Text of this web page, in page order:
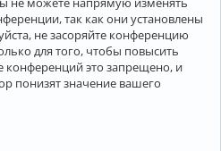
так как они установлены
не засоряйте конференцию
для того, чтобы повысить
конференций это запрещено, и
понизят значение вашего